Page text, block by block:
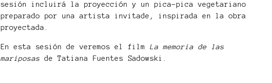
sesión incluirá la proyección y un pica-pica vegetariano
preparado por una artista invitade, inspirada en la obra
proyectada.
En esta sesión de veremos el filmLa memoria de las
mariposasde Tatiana Fuentes Sadowski.